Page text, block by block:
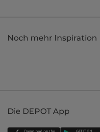
Noch mehr Inspiration
Die DEPOT App